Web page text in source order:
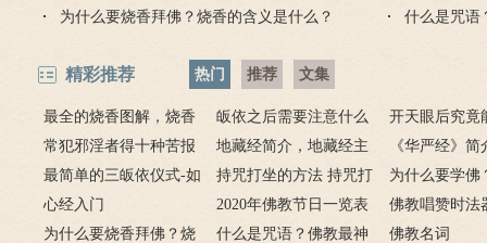
为什么要烧香拜佛？烧香的含义是什么？
什么是咒语
精彩推荐 热门 推荐 文集
最全的烧香图解，烧香
有何含义与讲究？
皈依之后需要注意什么
吗 皈依佛门后的注意事
项
开天眼后究竟
么？
常犯邪淫者得十种苦报
从婚后出轨事件看出的因
果报应
地藏经简介，地藏经主
要讲什么？
《华严经》简
广佛华严经讲
最简单的三皈依仪式-如
何授三皈五戒居士仪轨
持咒打坐的方法 持咒打
坐的姿势图
为什么要学佛
用呢？
心经入门 2020年佛教节日一览表
佛教唱赞时法
为什么要烧香拜佛？烧
什么是咒语？佛教最神
佛教名词